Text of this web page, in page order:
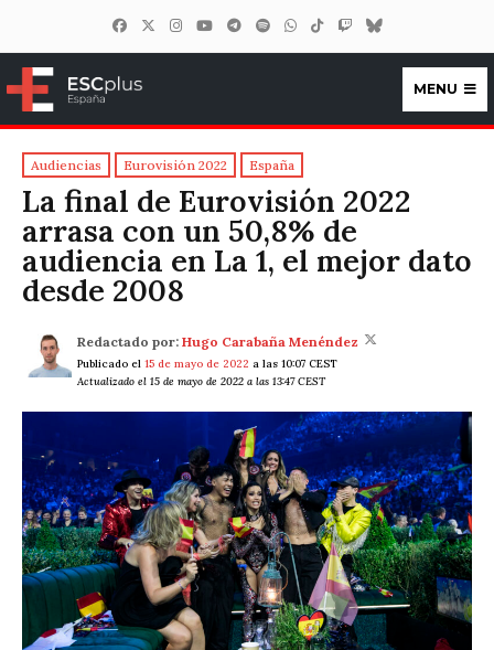
ESCplus España
MENU
Audiencias Eurovisión 2022 España
La final de Eurovisión 2022
arrasa con un 50,8% de
audiencia en La 1, el mejor dato
desde 2008
Redactado por: Hugo Carabaña Menéndez
Publicado el 15 de mayo de 2022 a las 10:07 CEST
Actualizado el 15 de mayo de 2022 a las 13:47 CEST